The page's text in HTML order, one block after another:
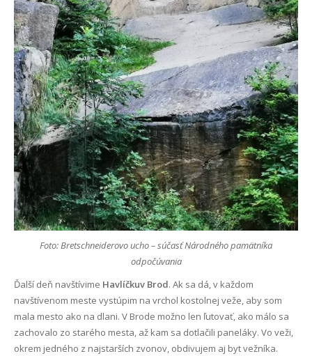
Foto: Bretschneiderovo ucho – súčasť Národného pamätníka
odpočúvania
Ďalší deň navštívime Havlíčkuv Brod. Ak sa dá, v každom
navštívenom meste vystúpim na vrchol kostolnej veže, aby som
mala mesto ako na dlani. V Brode možno len ľutovať, ako málo sa
zachovalo zo starého mesta, až kam sa dotlačili paneláky. Vo veži,
okrem jedného z najstarších zvonov, obdivujem aj byt vežníka.